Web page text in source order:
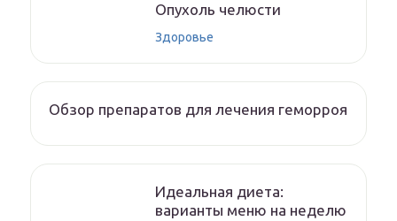
Опухоль челюсти
Здоровье
Обзор препаратов для лечения геморроя
Идеальная диета:
варианты меню на неделю